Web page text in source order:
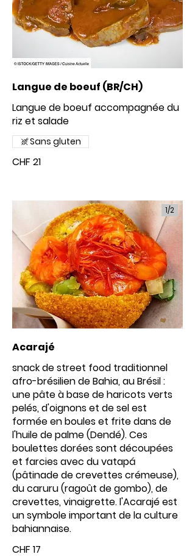
Langue de boeuf (BR/CH)
Langue de boeuf accompagnée du
riz et salade
CHF 21
Sans gluten
Acarajé
snack de street food traditionnel
afro-brésilien de Bahia, au Brésil :
une pâte à base de haricots verts
pelés, d'oignons et de sel est
formée en boules et frite dans de
l'huile de palme (Dendé). Ces
boulettes dorées sont découpées
et farcies avec du vatapá
(pâtinade de crevettes crémeuse),
du caruru (ragoût de gombo), de
crevettes, vinaigrette. l'Acarajé est
un symbole important de la culture
bahiannaise.
CHF 17
1/2